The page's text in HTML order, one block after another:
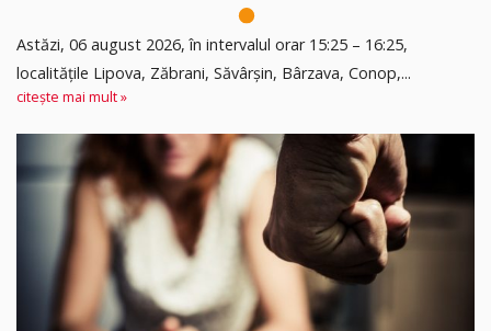
Astăzi, 06 august 2026, în intervalul orar 15:25 – 16:25,
localitățile Lipova, Zăbrani, Săvârșin, Bârzava, Conop,...
citește mai mult »